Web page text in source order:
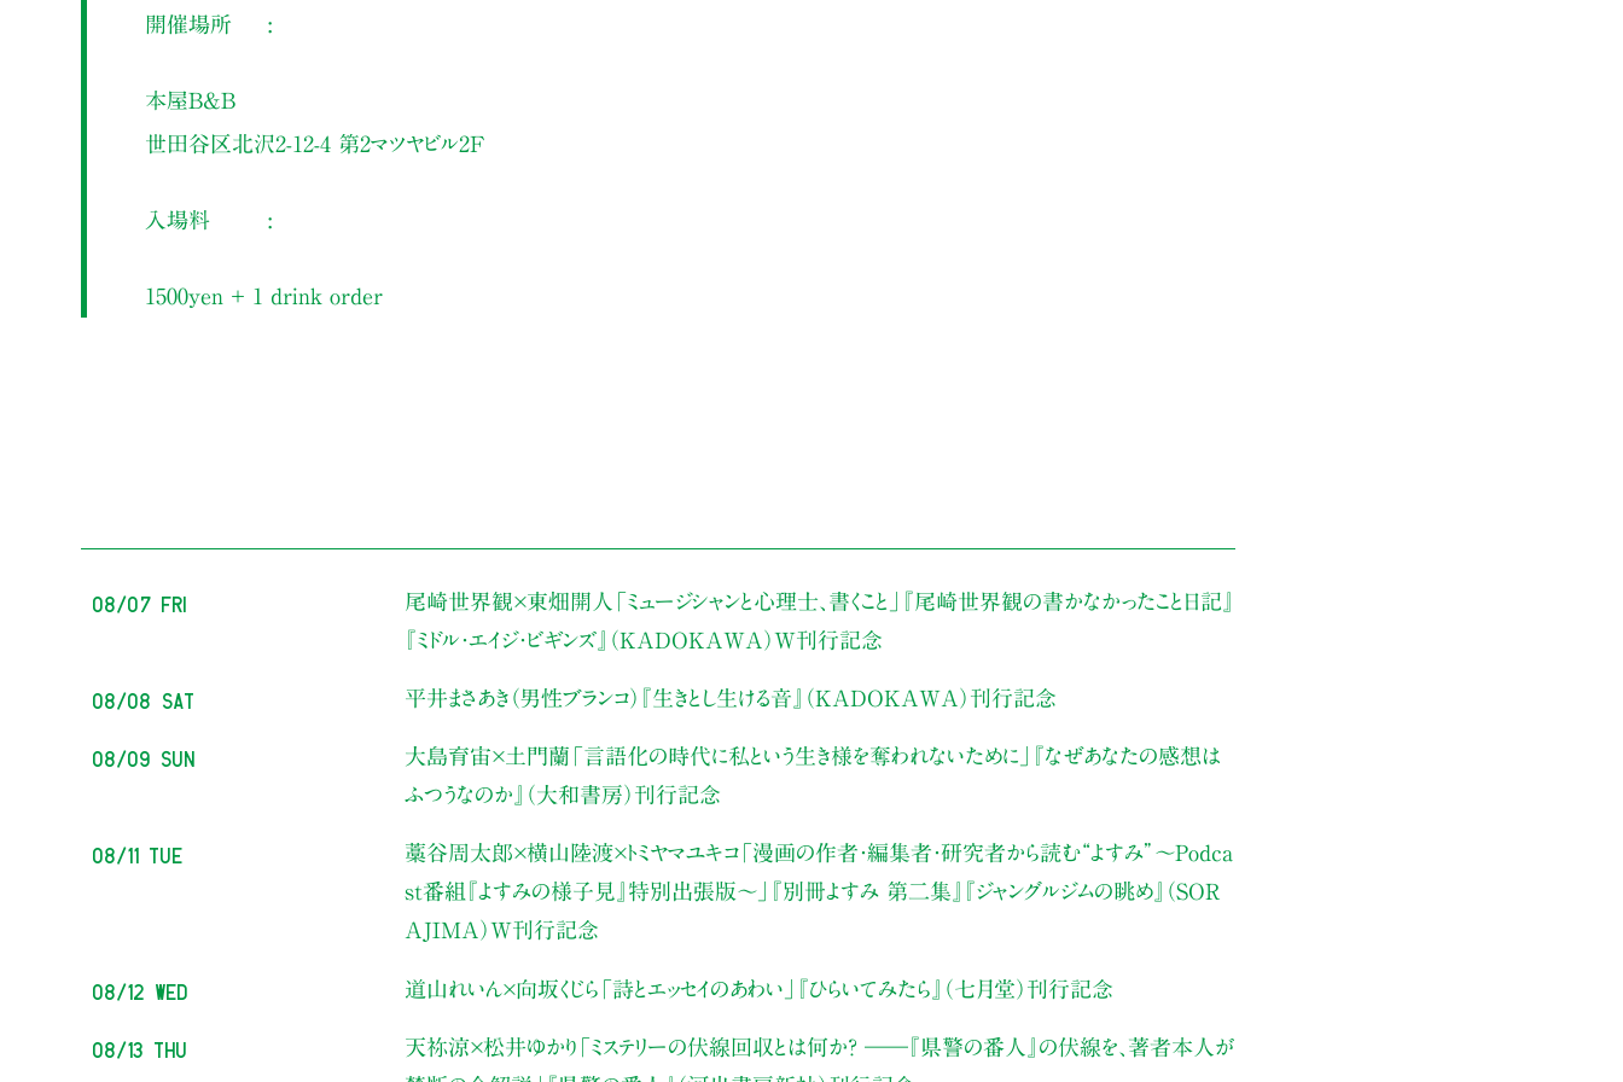
開催場所
本屋B&B
世田谷区北沢2-12-4 第2マツヤビル2F
入場料
1500yen ＋ 1 drink order
08/07 Fri 尾崎世界観×東畑開人 「ミュージシャンと心理士、書くこと」
『尾崎世界観の書かなかったこと日記』
『ミドル・エイジ・ビギンズ』（KADOKAWA）W刊行記念
08/08 Sat 平井まさあき（男性ブランコ） 『生きとし生ける音』（KADOKAWA）刊行記念
08/09 Sun 大島育宙×土門蘭 「言語化の時代に私という生き様を奪われないために」
『なぜあなたの感想は
ふつうなのか』（大和書房）刊行記念
08/11 Tue 藁谷周太郎×横山陸渡×トミヤマユキコ「漫画の作者・編集者・研究者から読む“よすみ” 〜Podca
st番組『よすみの様子見』特別出張版〜」
『別冊よすみ 第二集』『ジャングルジムの眺め』（SOR
AJIMA）W刊行記念
08/12 Wed 道山れいん×向坂くじら 「詩とエッセイのあわい」 『ひらいてみたら』（七月堂）刊行記念
08/13 Thu 天祢涼×松井ゆかり 「ミステリーの伏線回収とは何か？ ――『県警の番人』の伏線を、著者本人が